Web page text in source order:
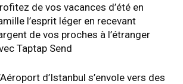
de vos vacances d’été en
l’esprit léger en recevant
de vos proches à l’étranger
Taptap Send
d’Istanbul s’envole vers des